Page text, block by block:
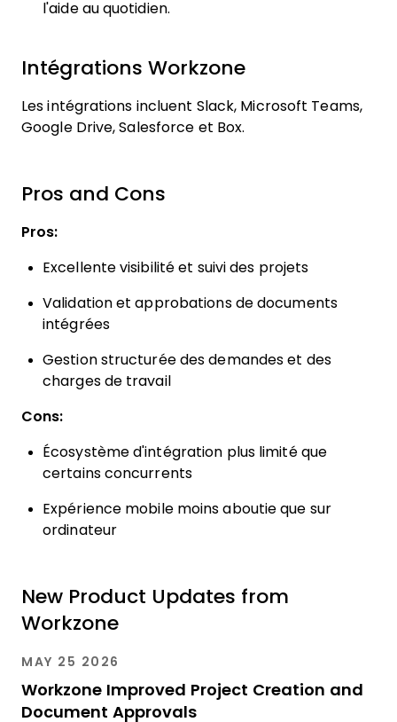
l'aide au quotidien.
Intégrations Workzone
Les intégrations incluent Slack, Microsoft Teams,
Google Drive, Salesforce et Box.
Pros and Cons
Pros:
Excellente visibilité et suivi des projets
Validation et approbations de documents
intégrées
Gestion structurée des demandes et des
charges de travail
Cons:
Écosystème d'intégration plus limité que
certains concurrents
Expérience mobile moins aboutie que sur
ordinateur
New Product Updates from
Workzone
MAY 25 2026
Workzone Improved Project Creation and
Document Approvals